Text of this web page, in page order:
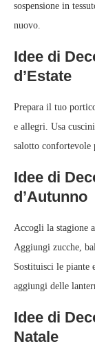
sospensione in
nuovo.
Idee di
d’Estate
Prepara il tuo
e allegri. Usa
salotto confortevole
Idee di
d’Autunno
Accogli la stagione
Aggiungi zucche,
Sostituisci le piante
aggiungi delle
Idee di
Natale